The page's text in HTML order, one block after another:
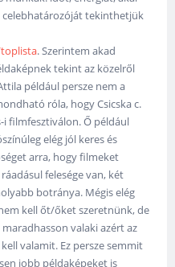
celebhatározóját tekinthetjük
. Szerintem akad
tekint az közelről
például persze nem a
róla, hogy Csicska c.
filmfesztiválon. Ő például
elég jól keres és
arra, hogy filmeket
felesége van, két
botránya. Mégis elég
kell őt/őket szeretnünk, de
valaki azért az
valamit. Ez persze semmit
jobb példaképeket is